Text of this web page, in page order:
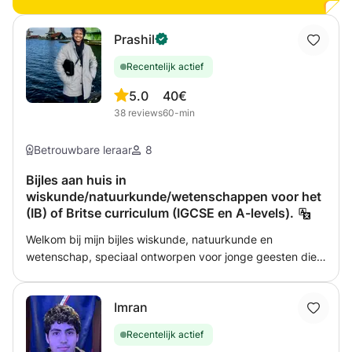
Prashil
Recentelijk actief
5.0
38 reviews
40€
60-min
Betrouwbare leraar 8
Bijles aan huis in
wiskunde/natuurkunde/wetenschappen voor het
(IB) of Britse curriculum (IGCSE en A-levels).
Welkom bij mijn bijles wiskunde, natuurkunde en
wetenschap, speciaal ontworpen voor jonge geesten die
in om studenten te helpen deze boeiende onderwerpen
niet alleen te begrijpen, maar ook een liefde voor ze te
ontwikkelen. Dit is wat u kunt verwachten van mijn
Imran
Recentelijk actief